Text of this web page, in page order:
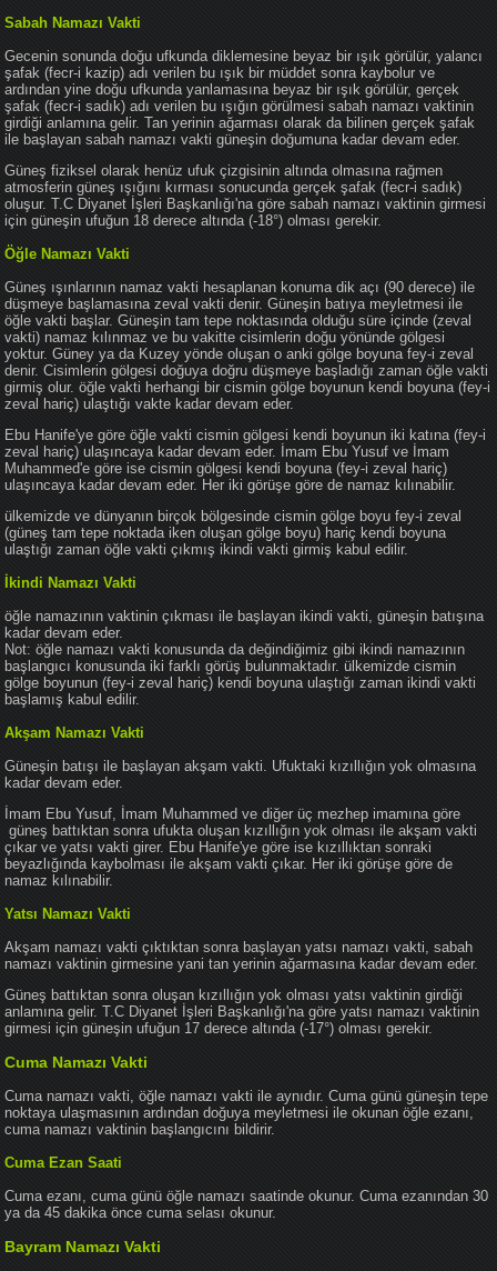
Sabah Namazı Vakti
Gecenin sonunda doğu ufkunda diklemesine beyaz bir ışık görülür, yalancı
şafak (fecr-i kazip) adı verilen bu ışık bir müddet sonra kaybolur ve
ardından yine doğu ufkunda yanlamasına beyaz bir ışık görülür, gerçek
şafak (fecr-i sadık) adı verilen bu ışığın görülmesi sabah namazı vaktinin
girdiği anlamına gelir. Tan yerinin ağarması olarak da bilinen gerçek şafak
ile başlayan sabah namazı vakti güneşin doğumuna kadar devam eder.
Güneş fiziksel olarak henüz ufuk çizgisinin altında olmasına rağmen
atmosferin güneş ışığını kırması sonucunda gerçek şafak (fecr-i sadık)
oluşur. T.C Diyanet İşleri Başkanlığı'na göre sabah namazı vaktinin girmesi
için güneşin ufuğun 18 derece altında (-18°) olması gerekir.
Öğle Namazı Vakti
Güneş ışınlarının namaz vakti hesaplanan konuma dik açı (90 derece) ile
düşmeye başlamasına zeval vakti denir. Güneşin batıya meyletmesi ile
öğle vakti başlar. Güneşin tam tepe noktasında olduğu süre içinde (zeval
vakti) namaz kılınmaz ve bu vakitte cisimlerin doğu yönünde gölgesi
yoktur. Güney ya da Kuzey yönde oluşan o anki gölge boyuna fey-i zeval
denir. Cisimlerin gölgesi doğuya doğru düşmeye başladığı zaman öğle vakti
girmiş olur. öğle vakti herhangi bir cismin gölge boyunun kendi boyuna (fey-i
zeval hariç) ulaştığı vakte kadar devam eder.
Ebu Hanife'ye göre öğle vakti cismin gölgesi kendi boyunun iki katına (fey-i
zeval hariç) ulaşıncaya kadar devam eder. İmam Ebu Yusuf ve İmam
Muhammed'e göre ise cismin gölgesi kendi boyuna (fey-i zeval hariç)
ulaşıncaya kadar devam eder. Her iki görüşe göre de namaz kılınabilir.
ülkemizde ve dünyanın birçok bölgesinde cismin gölge boyu fey-i zeval
(güneş tam tepe noktada iken oluşan gölge boyu) hariç kendi boyuna
ulaştığı zaman öğle vakti çıkmış ikindi vakti girmiş kabul edilir.
İkindi Namazı Vakti
öğle namazının vaktinin çıkması ile başlayan ikindi vakti, güneşin batışına
kadar devam eder.
Not: öğle namazı vakti konusunda da değindiğimiz gibi ikindi namazının
başlangıcı konusunda iki farklı görüş bulunmaktadır. ülkemizde cismin
gölge boyunun (fey-i zeval hariç) kendi boyuna ulaştığı zaman ikindi vakti
başlamış kabul edilir.
Akşam Namazı Vakti
Güneşin batışı ile başlayan akşam vakti. Ufuktaki kızıllığın yok olmasına
kadar devam eder.
İmam Ebu Yusuf, İmam Muhammed ve diğer üç mezhep imamına göre
güneş battıktan sonra ufukta oluşan kızıllığın yok olması ile akşam vakti
çıkar ve yatsı vakti girer. Ebu Hanife'ye göre ise kızıllıktan sonraki
beyazlığında kaybolması ile akşam vakti çıkar. Her iki görüşe göre de
namaz kılınabilir.
Yatsı Namazı Vakti
Akşam namazı vakti çıktıktan sonra başlayan yatsı namazı vakti, sabah
namazı vaktinin girmesine yani tan yerinin ağarmasına kadar devam eder.
Güneş battıktan sonra oluşan kızıllığın yok olması yatsı vaktinin girdiği
anlamına gelir. T.C Diyanet İşleri Başkanlığı'na göre yatsı namazı vaktinin
girmesi için güneşin ufuğun 17 derece altında (-17°) olması gerekir.
Cuma Namazı Vakti
Cuma namazı vakti, öğle namazı vakti ile aynıdır. Cuma günü güneşin tepe
noktaya ulaşmasının ardından doğuya meyletmesi ile okunan öğle ezanı,
cuma namazı vaktinin başlangıcını bildirir.
Cuma Ezan Saati
Cuma ezanı, cuma günü öğle namazı saatinde okunur. Cuma ezanından 30
ya da 45 dakika önce cuma selası okunur.
Bayram Namazı Vakti